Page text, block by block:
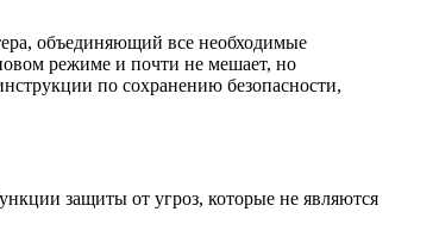
объединяющий все необходимые
режиме и почти не мешает, но
по сохранению безопасности,
защиты от угроз, которые не являются